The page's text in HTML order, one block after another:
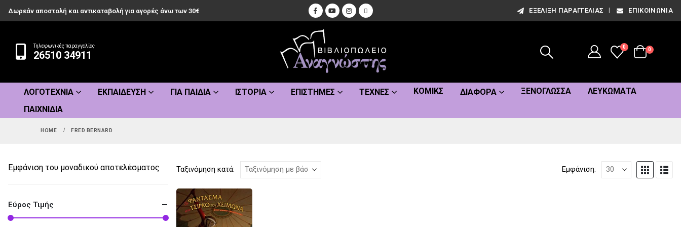
Δωρεάν αποστολή και αντικαταβολή για αγορές άνω των 30€ ΕΞΈΛΙΞΗ ΠΑΡΑΓΓΕΛΊΑΣ ΕΠΙΚΟΙΝΩΝΊΑ
Τηλεφωνικές παραγγελίες
26510 34911
0
0
ΛΟΓΟΤΕΧΝΊΑ ΕΚΠΑΊΔΕΥΣΗ ΓΙΑ ΠΑΙΔΙΆ ΙΣΤΟΡΊΑ ΕΠΙΣΤΉΜΕΣ ΤΈΧΝΕΣ ΚΌΜΙΚΣ ΔΙΆΦΟΡΑ ΞΕΝΌΓΛΩΣΣΑ
ΛΕΥΚΏΜΑΤΑ
ΠΑΙΧΝΊΔΙΑ
HOME FRED BERNARD
Ταξινόμηση κατά: Εμφάνιση:
Εμφάνιση του μοναδικού αποτελέσματος
Εύρος Τιμής